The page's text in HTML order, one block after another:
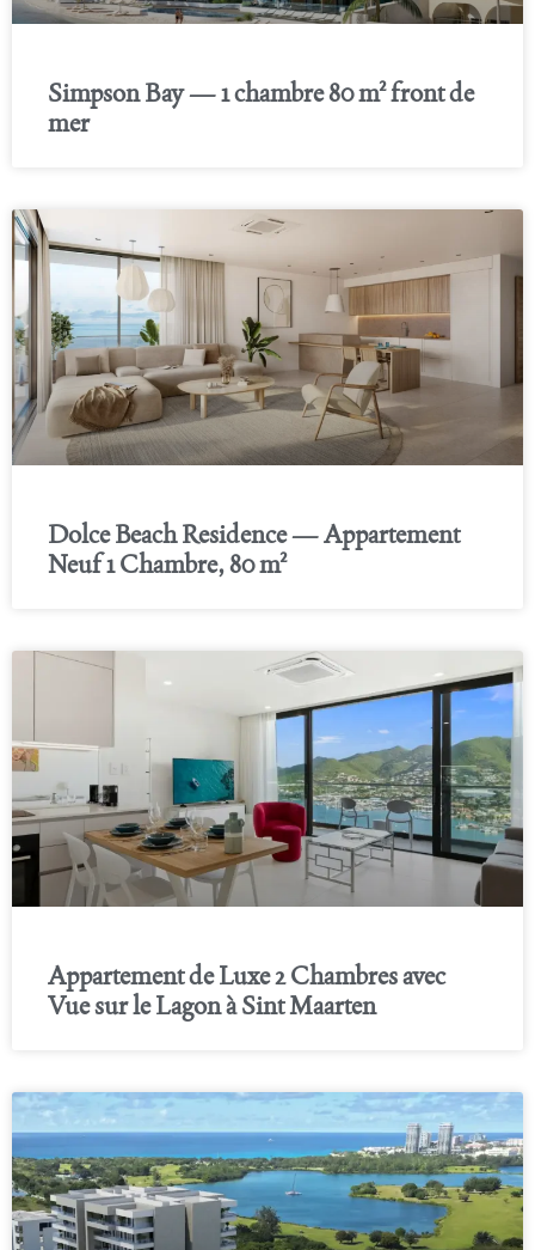
Simpson Bay — 1 chambre 80 m² front de
mer
Dolce Beach Residence — Appartement
Neuf 1 Chambre, 80 m²
Appartement de Luxe 2 Chambres avec
Vue sur le Lagon à Sint Maarten